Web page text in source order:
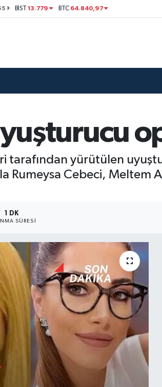
BİST13.779 BTC 64.840,97
tarafından yürütülen
Rumeysa Cebeci, Meltem
1 DK
SÜRESI